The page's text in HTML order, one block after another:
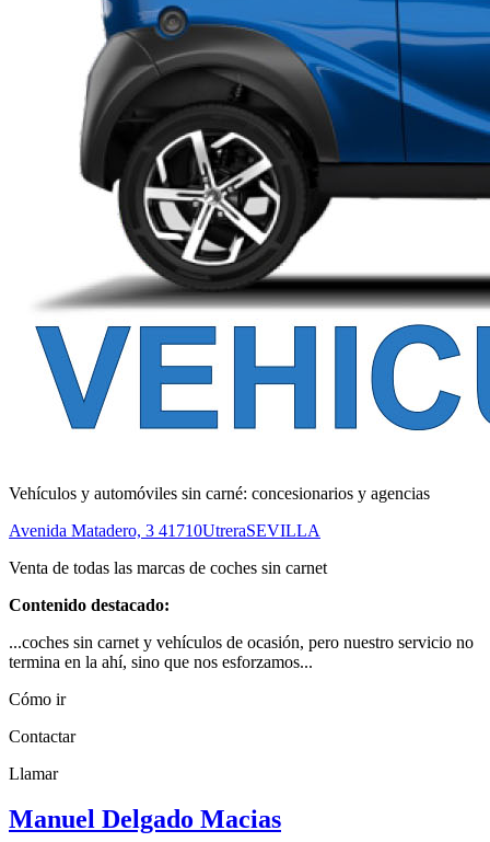
Vehículos y automóviles sin carné: concesionarios y agencias
Avenida Matadero, 3 41710UtreraSEVILLA
Venta de todas las marcas de coches sin carnet
Contenido destacado:
...coches sin carnet y vehículos de ocasión, pero nuestro servicio no
termina en la ahí, sino que nos esforzamos...
Cómo ir
Contactar
Llamar
Manuel Delgado Macias